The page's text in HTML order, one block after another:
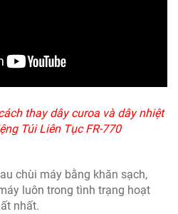
thay dây curoa và dây nhiệt
Túi Liên Tục FR-770
chùi máy bằng khăn sạch,
luôn trong tình trạng hoạt
nhất.